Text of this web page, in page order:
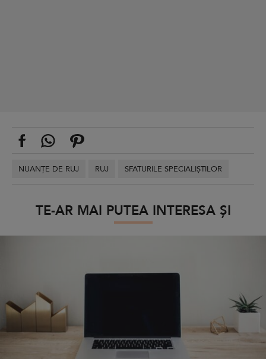
NUANȚE DE RUJ RUJ SFATURILE SPECIALIȘTILOR
TE-AR MAI PUTEA INTERESA ȘI